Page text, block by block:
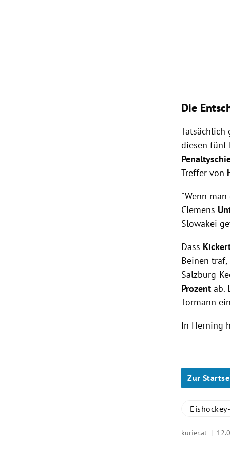
Die
diesen fünf
Treffer von
"Wenn
Clemens
Slowakei
Dass
Beinen
Salzburg-
Prozentab.
Tormann
In Herning
Zur
kurier.at |